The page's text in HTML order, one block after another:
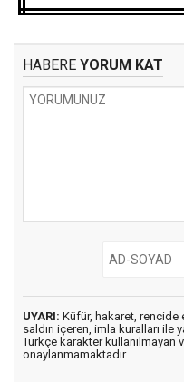
HABERE YORUM KAT
UYARI: Küfür, hakaret, rencide
saldırı içeren, imla kuralları ile
Türkçe karakter kullanılmayan
onaylanmamaktadır.